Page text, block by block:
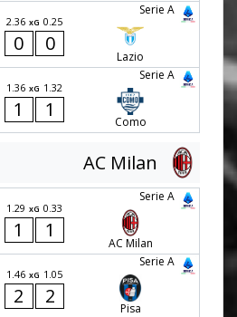
Serie A
2.36 xG 0.25
0 0
Lazio
Serie A
1.36 xG 1.32
1 1
Como
AC Milan
Serie A
1.29 xG 0.33
1 1
AC Milan
Serie A
1.46 xG 1.05
2 2
Pisa